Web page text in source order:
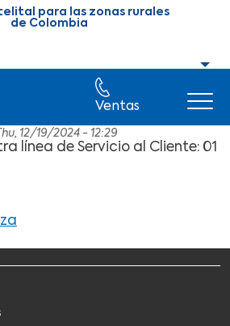
para las zonas rurales
de Colombia
o región
Ventas
12/19/2024 - 12:29
línea de Servicio al Cliente: 01